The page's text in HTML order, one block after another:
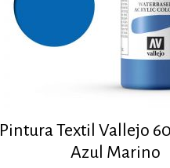
Pintura Textil Vallejo
Azul Marino